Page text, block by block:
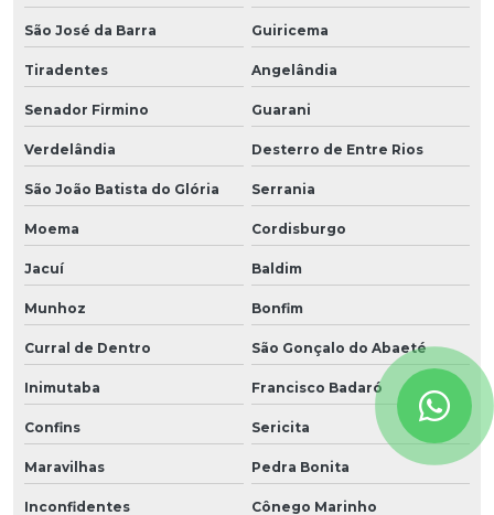
São José da Barra Guiricema
Tiradentes Angelândia
Senador Firmino Guarani
Verdelândia Desterro de Entre Rios
São João Batista do Glória Serrania
Moema Cordisburgo
Jacuí Baldim
Munhoz Bonfim
Curral de Dentro São Gonçalo do Abaeté
Inimutaba Francisco Badaró
Confins Sericita
Maravilhas Pedra Bonita
Inconfidentes Cônego Marinho